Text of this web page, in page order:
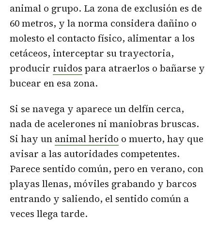
animal o grupo. La zona de exclusión es de
60 metros, y la norma considera dañino o
molesto el contacto físico, alimentar a los
cetáceos, interceptar su trayectoria,
producir ruidos para atraerlos o bañarse y
bucear en esa zona.
Si se navega y aparece un delfín cerca,
nada de acelerones ni maniobras bruscas.
Si hay un animal herido o muerto, hay que
avisar a las autoridades competentes.
Parece sentido común, pero en verano, con
playas llenas, móviles grabando y barcos
entrando y saliendo, el sentido común a
veces llega tarde.